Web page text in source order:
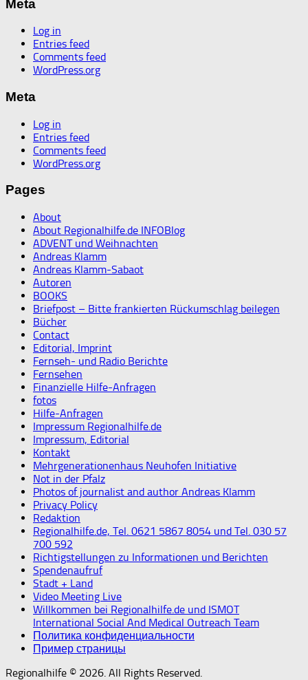
Meta
Log in
Entries feed
Comments feed
WordPress.org
Meta
Log in
Entries feed
Comments feed
WordPress.org
Pages
About
About Regionalhilfe.de INFOBlog
ADVENT und Weihnachten
Andreas Klamm
Andreas Klamm-Sabaot
Autoren
BOOKS
Briefpost – Bitte frankierten Rückumschlag beilegen
Bücher
Contact
Editorial, Imprint
Fernseh- und Radio Berichte
Fernsehen
Finanzielle Hilfe-Anfragen
fotos
Hilfe-Anfragen
Impressum Regionalhilfe.de
Impressum, Editorial
Kontakt
Mehrgenerationenhaus Neuhofen Initiative
Not in der Pfalz
Photos of journalist and author Andreas Klamm
Privacy Policy
Redaktion
Regionalhilfe.de, Tel. 0621 5867 8054 und Tel. 030 57
700 592
Richtigstellungen zu Informationen und Berichten
Spendenaufruf
Stadt + Land
Video Meeting Live
Willkommen bei Regionalhilfe.de und ISMOT
International Social And Medical Outreach Team
Политика конфиденциальности
Пример страницы
Regionalhilfe © 2026. All Rights Reserved.